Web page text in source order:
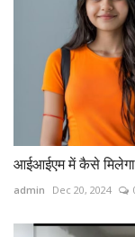
आईआईएम में कैसे मिलेगा
admin Dec 20, 2024